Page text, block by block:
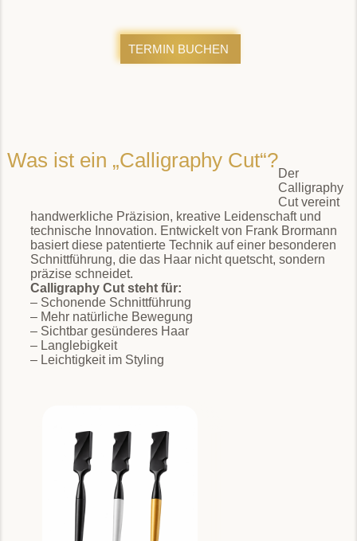
TERMIN BUCHEN
Was ist ein „Calligraphy Cut“?
Der
Calligraphy
Cut vereint
handwerkliche Präzision, kreative Leidenschaft und
technische Innovation. Entwickelt von Frank Brormann
basiert diese patentierte Technik auf einer besonderen
Schnittführung, die das Haar nicht quetscht, sondern
präzise schneidet.
Calligraphy Cut steht für:
– Schonende Schnittführung
– Mehr natürliche Bewegung
– Sichtbar gesünderes Haar
– Langlebigkeit
– Leichtigkeit im Styling